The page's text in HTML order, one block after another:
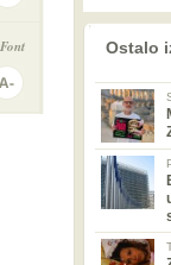
Fontprethodno Ostalo